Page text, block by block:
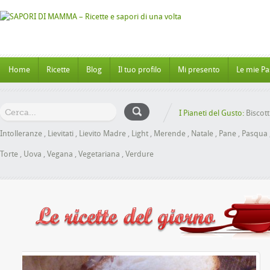
Home Ricette Blog Il tuo profilo Mi presento Le mie
I Pianeti del Gusto:
Intolleranze , Lievitati , Lievito Madre , Light , Merende , Natale , Pane , Pasqua
Torte , Uova , Vegana , Vegetariana , Verdure
Miele senza